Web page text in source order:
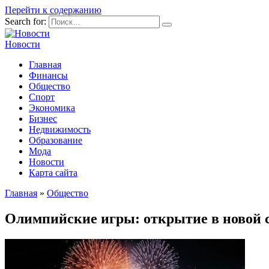
Перейти к содержанию
Search for:
Новости
Главная
Финансы
Общество
Спорт
Экономика
Бизнес
Недвижимость
Образование
Мода
Новости
Карта сайта
Главная » Общество
Олимпийские игры: открытие в новой